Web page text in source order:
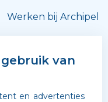
Werken bij Archipel
van
en advertenties